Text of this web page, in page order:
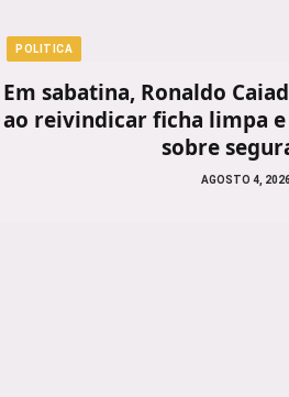
POLITICA
Em sabatina, Ronaldo
ao reivindicar ficha limpa
sobre
AGOSTO 4, 2026